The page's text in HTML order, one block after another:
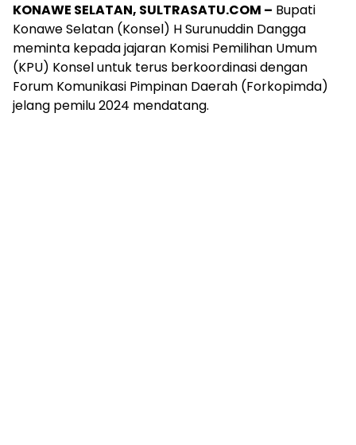
KONAWE SELATAN, SULTRASATU.COM – Bupati
Konawe Selatan (Konsel) H Surunuddin Dangga
meminta kepada jajaran Komisi Pemilihan Umum
(KPU) Konsel untuk terus berkoordinasi dengan
Forum Komunikasi Pimpinan Daerah (Forkopimda)
jelang pemilu 2024 mendatang.